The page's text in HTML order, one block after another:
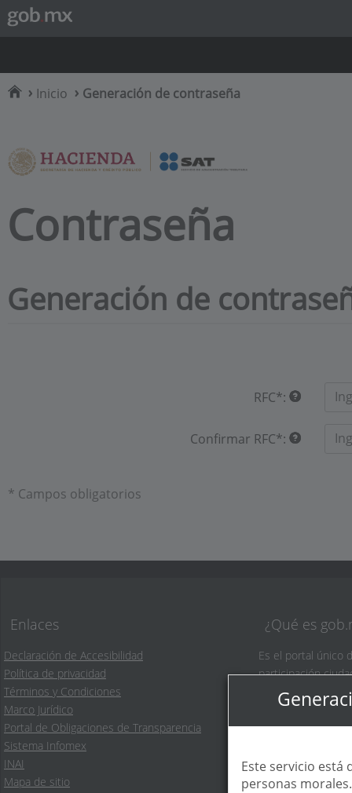
Inicio Generación de contraseña
Contraseña
Generación de
RFC*:
Confirmar RFC*:
* Campos obligatorios
Este servicio está
personas morales.
Enlaces
Declaración de Accesibilidad
Política de privacidad
Términos y Condiciones
Marco Jurídico
Portal de Obligaciones de Transparencia
Sistema Infomex
INAI
Mapa de sitio
¿Qué es
Es el portal único
participación
English
Temas